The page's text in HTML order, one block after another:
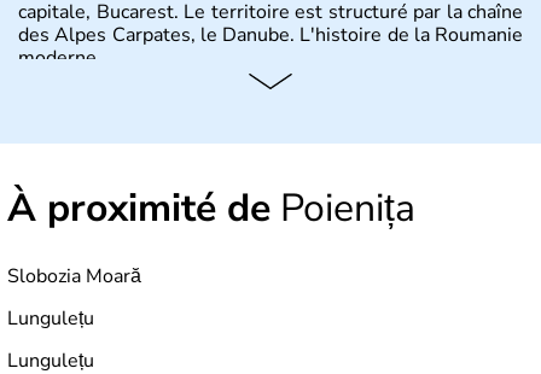
capitale, Bucarest. Le territoire est structuré par la chaîne
des Alpes Carpates, le Danube. L'histoire de la Roumanie
moderne.
À proximité de Poienița
Slobozia Moară
Lungulețu
Lungulețu